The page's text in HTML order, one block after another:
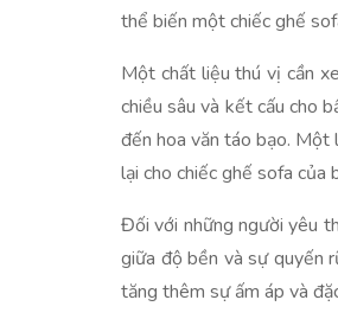
thể biến một chiếc ghế
Một chất liệu thú vị cần
chiều sâu và kết cấu cho
đến hoa văn táo bạo. Một
lại cho chiếc ghế sofa của
Đối với những người yêu
giữa độ bền và sự quyến
tăng thêm sự ấm áp và